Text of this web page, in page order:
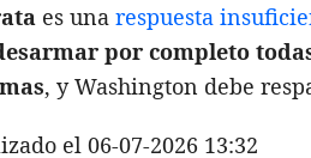
es una respuesta
por completo
, y Washington debe
el 06-07-2026 13:32